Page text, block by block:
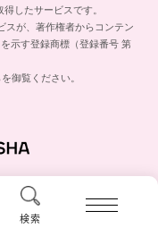
検索
したサービスです。
スが、著作権者からコンテン
示す登録商標（登録番号 第
御覧ください。
。無断複製転載放送等は禁止